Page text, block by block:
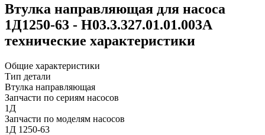
Втулка направляющая для насоса
1Д1250-63 - Н03.3.327.01.01.003А
технические характеристики
Общие характеристики
Тип детали
Втулка направляющая
Запчасти по сериям насосов
1Д
Запчасти по моделям насосов
1Д 1250-63